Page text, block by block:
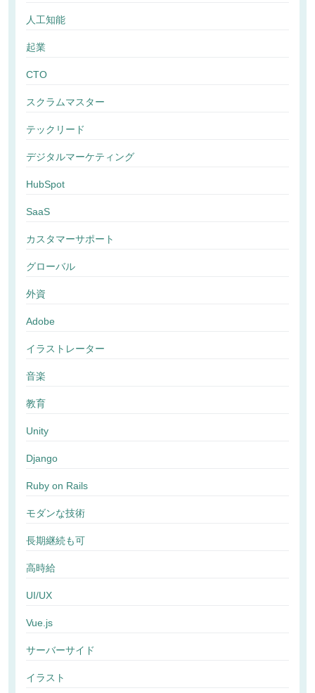
人工知能
起業
CTO
スクラムマスター
テックリード
デジタルマーケティング
HubSpot
SaaS
カスタマーサポート
グローバル
外資
Adobe
イラストレーター
音楽
教育
Unity
Django
Ruby on Rails
モダンな技術
長期継続も可
高時給
UI/UX
Vue.js
サーバーサイド
イラスト